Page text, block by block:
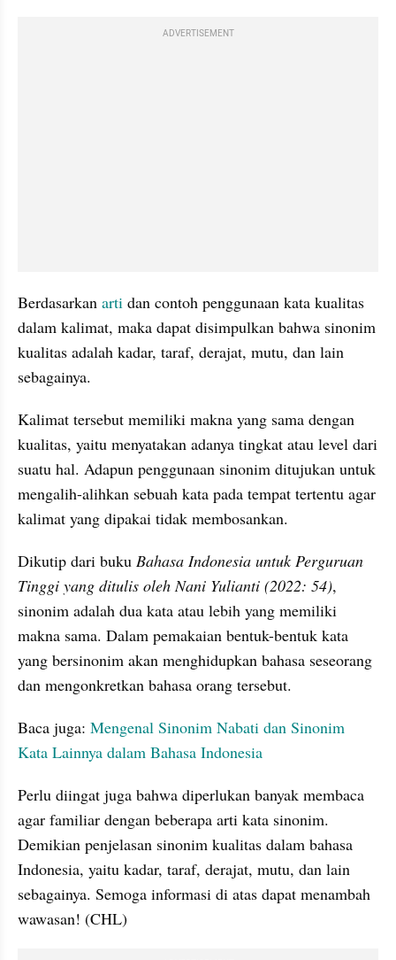
ADVERTISEMENT
Berdasarkan arti dan contoh penggunaan kata kualitas
dalam kalimat, maka dapat disimpulkan bahwa sinonim
kualitas adalah kadar, taraf, derajat, mutu, dan lain
sebagainya.
Kalimat tersebut memiliki makna yang sama dengan
kualitas, yaitu menyatakan adanya tingkat atau level dari
suatu hal. Adapun penggunaan sinonim ditujukan untuk
mengalih-alihkan sebuah kata pada tempat tertentu agar
kalimat yang dipakai tidak membosankan.
Dikutip dari buku Bahasa Indonesia untuk Perguruan
Tinggi yang ditulis oleh Nani Yulianti (2022: 54),
sinonim adalah dua kata atau lebih yang memiliki
makna sama. Dalam pemakaian bentuk-bentuk kata
yang bersinonim akan menghidupkan bahasa seseorang
dan mengonkretkan bahasa orang tersebut.
Baca juga: Mengenal Sinonim Nabati dan Sinonim
Kata Lainnya dalam Bahasa Indonesia
Perlu diingat juga bahwa diperlukan banyak membaca
agar familiar dengan beberapa arti kata sinonim.
Demikian penjelasan sinonim kualitas dalam bahasa
Indonesia, yaitu kadar, taraf, derajat, mutu, dan lain
sebagainya. Semoga informasi di atas dapat menambah
wawasan! (CHL)